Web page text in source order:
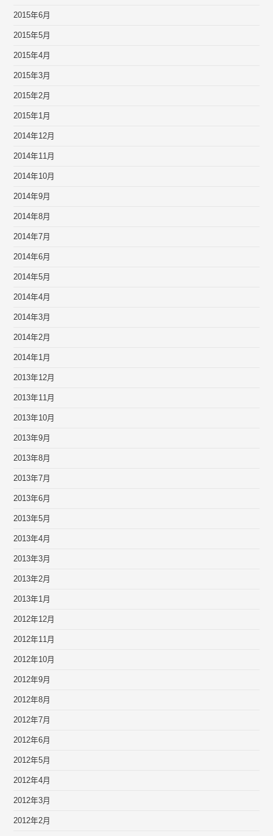
2015年6月
2015年5月
2015年4月
2015年3月
2015年2月
2015年1月
2014年12月
2014年11月
2014年10月
2014年9月
2014年8月
2014年7月
2014年6月
2014年5月
2014年4月
2014年3月
2014年2月
2014年1月
2013年12月
2013年11月
2013年10月
2013年9月
2013年8月
2013年7月
2013年6月
2013年5月
2013年4月
2013年3月
2013年2月
2013年1月
2012年12月
2012年11月
2012年10月
2012年9月
2012年8月
2012年7月
2012年6月
2012年5月
2012年4月
2012年3月
2012年2月